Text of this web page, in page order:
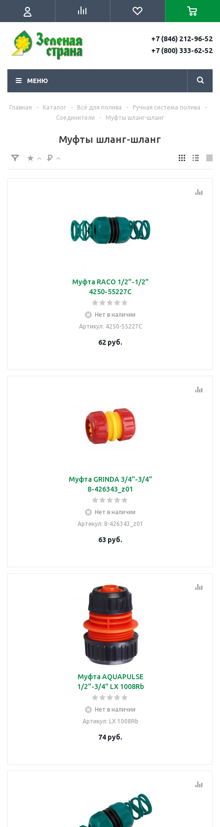
+7 (846) 212-96-52
+7 (800) 333-62-52
МЕНЮ
Главная - Каталог - Всё для полива - Ручная система полива
-
Соединители
- Муфты шланг-шланг
Муфты шланг-шланг
Муфта RACO 1/2"-1/2"
4250-55227C
Нет в наличии
Артикул: 4250-55227C
62 руб.
Муфта GRINDA 3/4"-3/4"
8-426343_z01
Нет в наличии
Артикул: 8-426343_z01
63 руб.
Муфта AQUAPULSE
1/2"-3/4" LX 1008Rb
Нет в наличии
Артикул: LX 1008Rb
74 руб.